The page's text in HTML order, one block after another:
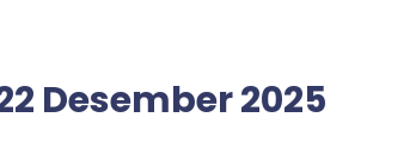
Desember 2025